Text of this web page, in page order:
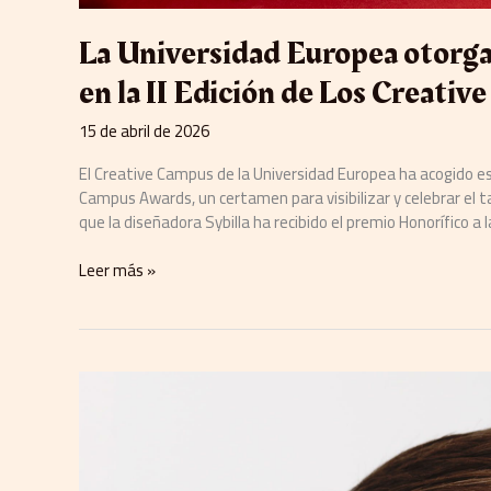
La Universidad Europea
en la II Edición de Los
15 de abril de 2026
El Creative Campus de la Universidad Europea ha
Campus Awards, un certamen para visibilizar y celebrar
que la diseñadora Sybilla ha recibido el premio Honorífico
Leer más »